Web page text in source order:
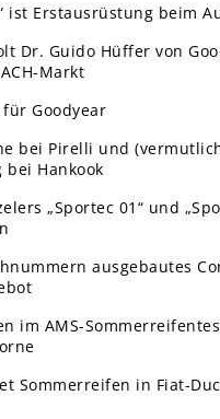
ist Erstausrüstung beim
Dr. Guido Hüffer von
Markt
Goodyear
bei Pirelli und
bei Hankook
„Sportec 01“ und
ausgebautes
im AMS-
Sommerreifen in Fiat-